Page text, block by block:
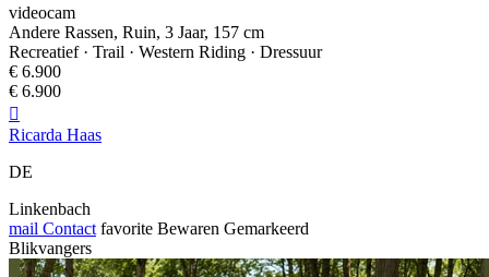
videocam
Andere Rassen, Ruin, 3 Jaar, 157 cm
Recreatief · Trail · Western Riding · Dressuur
€ 6.900
€ 6.900

Ricarda Haas
DE
Linkenbach
mail Contact favorite Bewaren Gemarkeerd
Blikvangers